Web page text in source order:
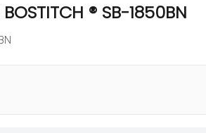
® SB-1850BN